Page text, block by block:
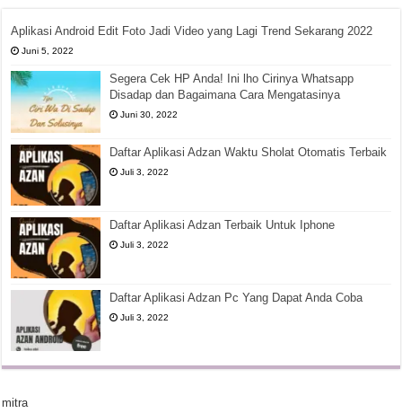
Aplikasi Android Edit Foto Jadi Video yang Lagi Trend Sekarang 2022
Juni 5, 2022
Segera Cek HP Anda! Ini lho Cirinya Whatsapp
Disadap dan Bagaimana Cara Mengatasinya
Juni 30, 2022
Daftar Aplikasi Adzan Waktu Sholat Otomatis Terbaik
Juli 3, 2022
Daftar Aplikasi Adzan Terbaik Untuk Iphone
Juli 3, 2022
Daftar Aplikasi Adzan Pc Yang Dapat Anda Coba
Juli 3, 2022
mitra